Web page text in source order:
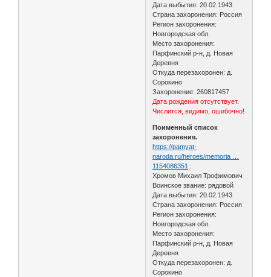
Дата выбытия: 20.02.1943
Страна захоронения: Россия
Регион захоронения:
Новгородская обл.
Место захоронения:
Парфинский р-н, д. Новая
Деревня
Откуда перезахоронен: д.
Сорокино
Захоронение: 260817457
Дата рождения отсутствует.
Числится, видимо, ошибочно!
Поименный список
захоронения.
https://pamyat-
naroda.ru/heroes/memoria …
1154086351 :
Хромов Михаил Трофимович
Воинское звание: рядовой
Дата выбытия: 20.02.1943
Страна захоронения: Россия
Регион захоронения:
Новгородская обл.
Место захоронения:
Парфинский р-н, д. Новая
Деревня
Откуда перезахоронен: д.
Сорокино